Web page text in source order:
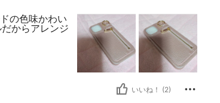
の色味かわい
からアレンジ
いいね！ (2)